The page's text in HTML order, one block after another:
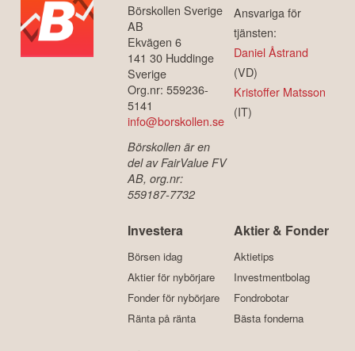
Börskollen Sverige
AB
Ekvägen 6
141 30 Huddinge
Sverige
Org.nr: 559236-
5141
info@borskollen.se
Börskollen är en
del av FairValue FV
AB, org.nr:
559187-7732
Ansvariga för
tjänsten:
Daniel Åstrand
(VD)
Kristoffer Matsson
(IT)
Investera
Börsen idag
Aktier för nybörjare
Fonder för nybörjare
Ränta på ränta
Aktier & Fonder
Aktietips
Investmentbolag
Fondrobotar
Bästa fonderna